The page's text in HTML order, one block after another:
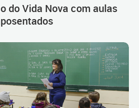
do Vida Nova com aulas